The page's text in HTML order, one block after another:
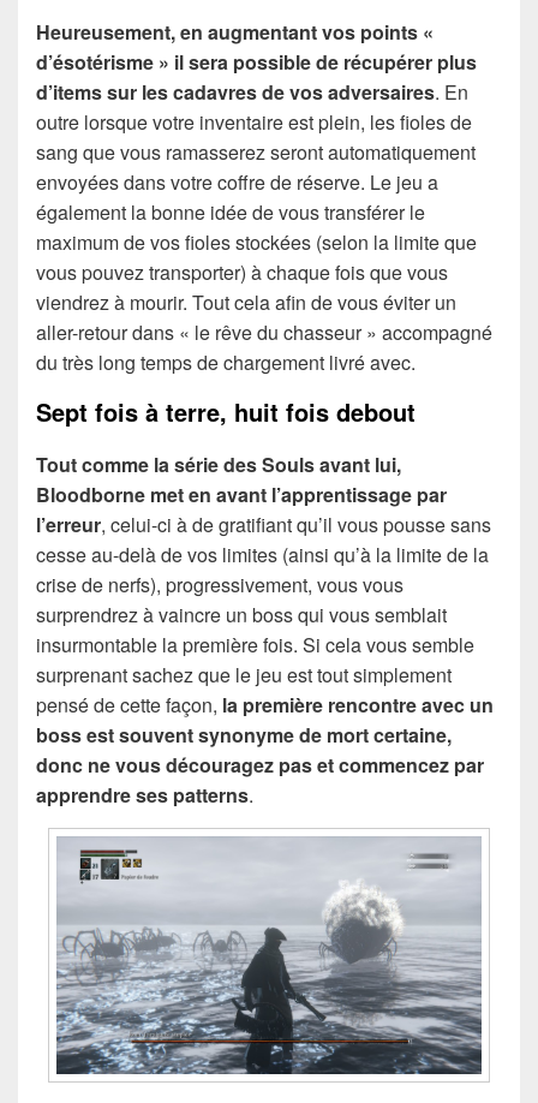
Heureusement, en augmentant vos points «
d’ésotérisme » il sera possible de récupérer plus
d’items sur les cadavres de vos adversaires. En
outre lorsque votre inventaire est plein, les fioles de
sang que vous ramasserez seront automatiquement
envoyées dans votre coffre de réserve. Le jeu a
également la bonne idée de vous transférer le
maximum de vos fioles stockées (selon la limite que
vous pouvez transporter) à chaque fois que vous
viendrez à mourir. Tout cela afin de vous éviter un
aller-retour dans « le rêve du chasseur » accompagné
du très long temps de chargement livré avec.
Sept fois à terre, huit fois debout
Tout comme la série des Souls avant lui,
Bloodborne met en avant l’apprentissage par
l’erreur, celui-ci à de gratifiant qu’il vous pousse sans
cesse au-delà de vos limites (ainsi qu’à la limite de la
crise de nerfs), progressivement, vous vous
surprendrez à vaincre un boss qui vous semblait
insurmontable la première fois. Si cela vous semble
surprenant sachez que le jeu est tout simplement
pensé de cette façon, la première rencontre avec un
boss est souvent synonyme de mort certaine,
donc ne vous découragez pas et commencez par
apprendre ses patterns.